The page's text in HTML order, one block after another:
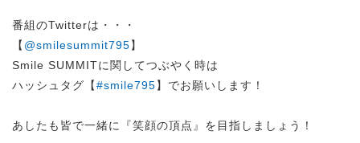
番組のTwitterは・・・
【 @smilesummit795】
Smile SUMMITに関してつぶやく時は
ハッシュタグ【#smile795】でお願いします！
あしたも皆で一緒に『笑顔の頂点』を目指しましょう！